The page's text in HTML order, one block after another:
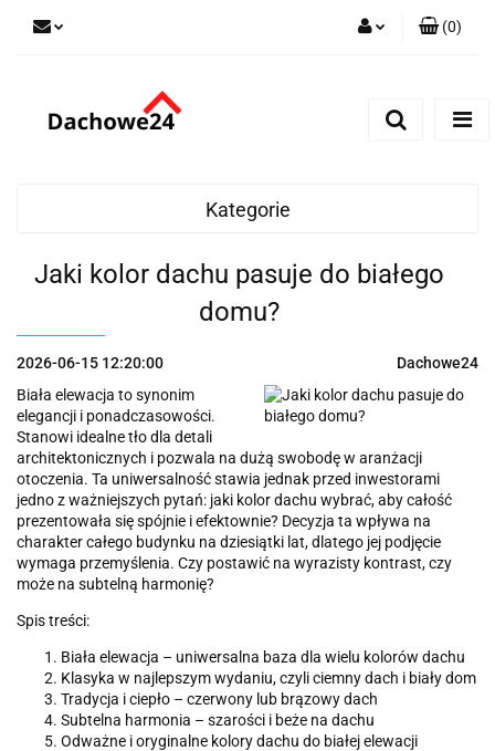
(0)
Kategorie
Jaki kolor dachu pasuje do białego
domu?
2026-06-15 12:20:00
Dachowe24
Biała elewacja to synonim
elegancji i ponadczasowości.
Stanowi idealne tło dla detali
architektonicznych i pozwala na dużą swobodę w aranżacji
otoczenia. Ta uniwersalność stawia jednak przed inwestorami
jedno z ważniejszych pytań: jaki kolor dachu wybrać, aby całość
prezentowała się spójnie i efektownie? Decyzja ta wpływa na
charakter całego budynku na dziesiątki lat, dlatego jej podjęcie
wymaga przemyślenia. Czy postawić na wyrazisty kontrast, czy
może na subtelną harmonię?
Spis treści:
Biała elewacja – uniwersalna baza dla wielu kolorów dachu
Klasyka w najlepszym wydaniu, czyli ciemny dach i biały dom
Tradycja i ciepło – czerwony lub brązowy dach
Subtelna harmonia – szarości i beże na dachu
Odważne i oryginalne kolory dachu do białej elewacji